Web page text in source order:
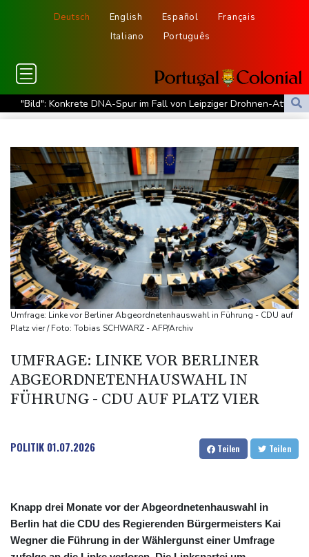
Deutsch English Español
Français
Italiano
Português
"Bild": Konkrete DNA-Spur im Fall von Leipziger Drohnen-Attacke
ermittelt
Stuttgart holt Stürmer Pejcinovic aus Wolfsburg
OVG: Waffenentzug bei AfD-Mitgliedern in Sachsen-Anhalt
rechtskräftig bestätigt
Versehentlich Tod des Königs gemeldet: Britischer Sender
verstieß gegen Regeln
Binnenschiffer: Rhein könnte bald nicht mehr durchgängig
befahrbar sein
Bund will NS- und SED-Gedenkstätten stärker fördern
Anschlag auf italienischen Journalisten: Mutmaßlicher
Auftraggeber festgenommen
Regierung baut Drohnenabwehr an Flughäfen aus - aber Absage
an Bundeswehr-Einsatz
Finanzministerium verteidigt Pläne für Steuerreform gegen Kritik
Umfrage: Linke vor Berliner Abgeordnetenhauswahl in Führung - CDU auf
Platz vier / Foto: Tobias SCHWARZ - AFP/Archiv
UMFRAGE: LINKE VOR BERLINER
ABGEORDNETENHAUSWAHL IN
FÜHRUNG - CDU AUF PLATZ VIER
POLITIK 01.07.2026 Teilen Teilen
Knapp drei Monate vor der Abgeordnetenhauswahl in
Berlin hat die CDU des Regierenden Bürgermeisters Kai
Wegner die Führung in der Wählergunst einer Umfrage